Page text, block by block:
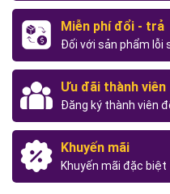
Miễn phí đổi - trả
Đối với sản phẩm lỗi
Ưu đãi thành viên
Đăng ký thành viên
Khuyến mãi
Khuyến mãi đặc biệt